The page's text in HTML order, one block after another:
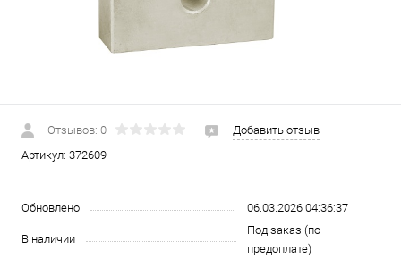
Отзывов: 0
Добавить отзыв
Артикул: 372609
Обновлено 06.03.2026 04:36:37
В наличии
Под заказ (по
предоплате)